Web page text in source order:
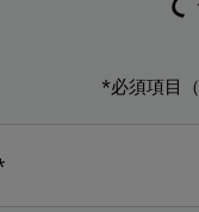
*必須項目